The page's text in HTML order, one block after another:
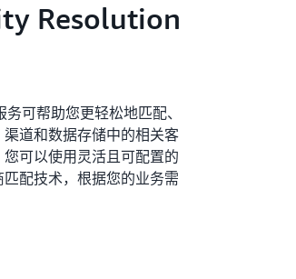
Resolution
可帮助您更轻松地匹配、
道和数据存储中的相关客
可以使用灵活且可配置的
配技术，根据您的业务需